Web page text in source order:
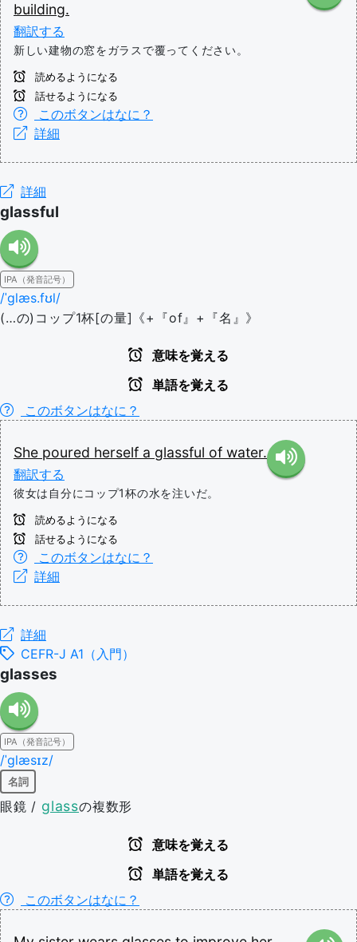
building.
翻訳する
新しい建物の窓をガラスで覆ってください。
読めるようになる
話せるようになる
このボタンはなに？
詳細
詳細
glassful
IPA（発音記号）
/ˈɡlæs.fʊl/
(…の)コップ1杯[の量]《+『of』+『名』》
意味を覚える
単語を覚える
このボタンはなに？
She poured herself a glassful of water.
翻訳する
彼女は自分にコップ1杯の水を注いだ。
読めるようになる
話せるようになる
このボタンはなに？
詳細
詳細
CEFR-J A1（入門）
glasses
IPA（発音記号）
/ˈɡlæsɪz/
名詞
眼鏡 / glassの複数形
意味を覚える
単語を覚える
このボタンはなに？